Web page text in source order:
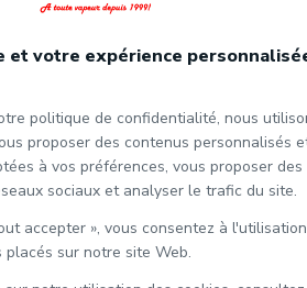
16,80 €
P834 Chamois (2
16,80 €
et votre expérience
politique de confidentialité, nous
proposer des contenus personnalisés
à vos préférences, vous proposer des
sociaux et analyser le trafic du site.
accepter », vous consentez à l'utilisation
placés sur notre site Web.